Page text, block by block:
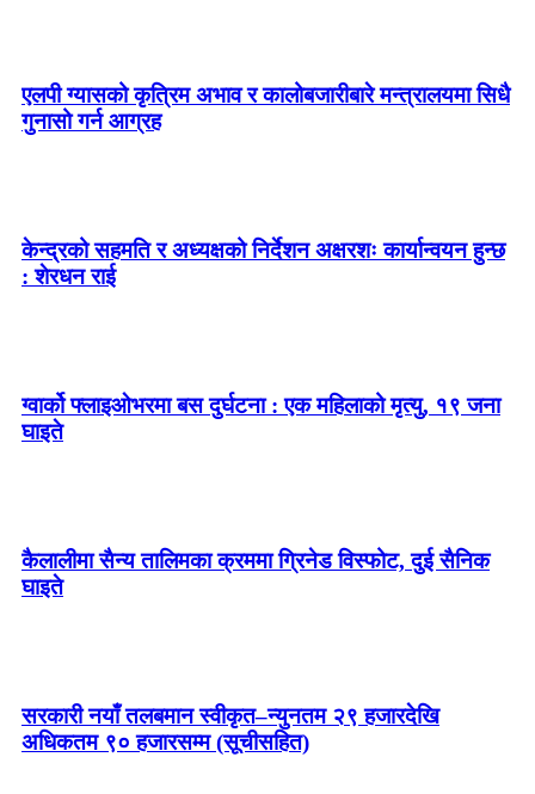
एलपी ग्यासको कृत्रिम अभाव र कालोबजारीबारे मन्त्रालयमा सिधै
गुनासो गर्न आग्रह
केन्द्रको सहमति र अध्यक्षको निर्देशन अक्षरशः कार्यान्वयन हुन्छ
: शेरधन राई
ग्वार्को फ्लाइओभरमा बस दुर्घटना : एक महिलाको मृत्यु, १९ जना
घाइते
कैलालीमा सैन्य तालिमका क्रममा ग्रिनेड विस्फोट, दुई सैनिक
घाइते
सरकारी नयाँ तलबमान स्वीकृत–न्युनतम २९ हजारदेखि
अधिकतम ९० हजारसम्म (सूचीसहित)